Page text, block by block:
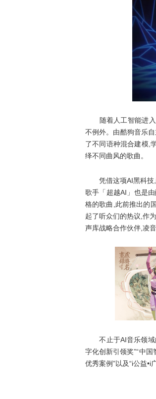
随着人工智能进入
不例外。由酷狗音乐
了不同语种混合建模,
绎不同曲风的歌曲。
凭借这项AI黑科技,
歌手「超越AI」也是
格的歌曲,此前推出的
起了听众们的热议,作
声库战略合作伙伴,凌
不止于AI音乐领域
字化创新引领奖”“中国
优秀案例”以及“i公益•i